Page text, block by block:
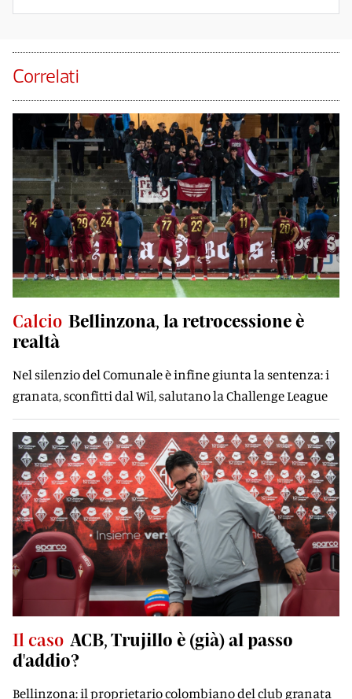
Correlati
Calcio Bellinzona, la retrocessione è
realtà
Nel silenzio del Comunale è infine giunta la sentenza: i
granata, sconfitti dal Wil, salutano la Challenge League
Il caso ACB, Trujillo è (già) al passo
d'addio?
Bellinzona: il proprietario colombiano del club granata